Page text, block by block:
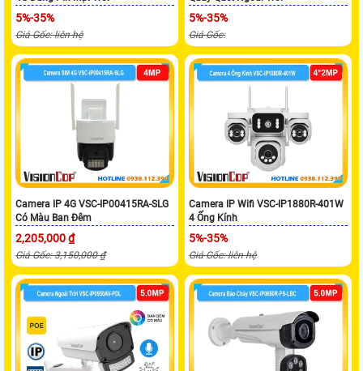
5%-35%
Giá Gốc: liên hệ
5%-35%
Giá Gốc:
Camera IP 4G VSC-IP00415RA-SLG
Có Màu Ban Đêm
2,205,000 ₫
Giá Gốc: 3,150,000 ₫
Camera IP Wifi VSC-IP1880R-401W
4 Ống Kính
5%-35%
Giá Gốc: liên hệ